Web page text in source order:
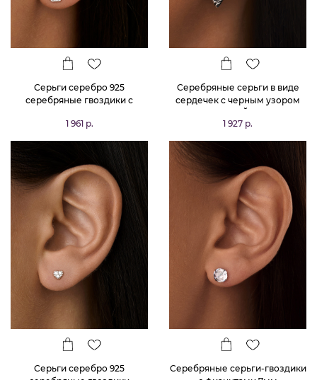
Серьги серебро 925
серебряные гвоздики с
1 961 р.
Серебряные серьги в виде
сердечек с черным узором
1 927 р.
Серьги серебро 925
Серебряные серьги-гвоздики